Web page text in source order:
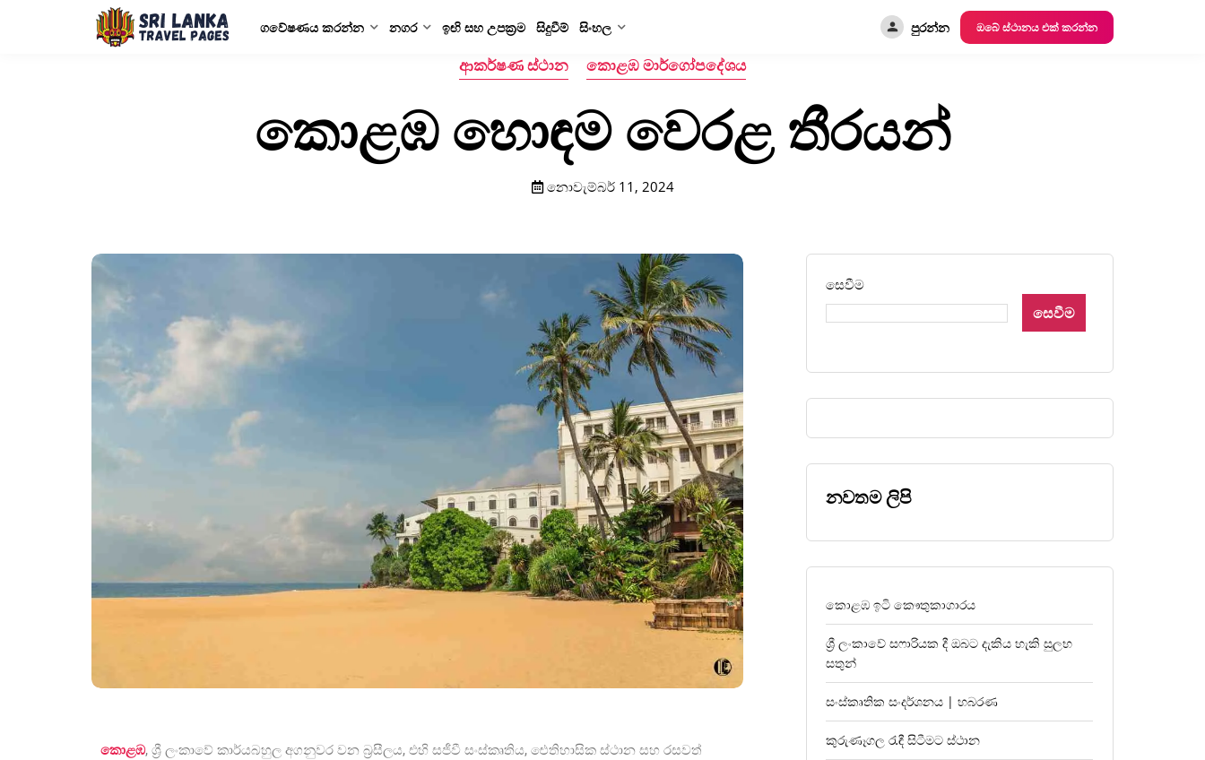
ගවේෂණය කරන්න නගර ඉඟි සහ උපක්‍රම සිදුවීම් සිංහල පුරන්න ඔබේ ස්ථානය එක් කරන්න
ආකර්ෂණ ස්ථාන කොළඹ මාර්ගෝපදේශය
කොළඹ හොඳම වෙරළ තීරයන්
නොවැම්බර් 11, 2024
කොළඹ, ශ්‍රී ලංකාවේ කාර්යබහුල අගනුවර වන බ්‍රසීලය, එහි සජීවී සංස්කෘතිය, ඓතිහාසික ස්ථාන සහ රසවත්
සෙවීම
සෙවීම
නවතම ලිපි
කොළඹ ඉටි කෞතුකාගාරය
ශ්‍රී ලංකාවේ සෆාරියක දී ඔබට දැකිය හැකි සුලභ
සතුන්
සංස්කෘතික සංදර්ශනය | හබරණ
කුරුණෑගල රැඳී සිටීමට ස්ථාන